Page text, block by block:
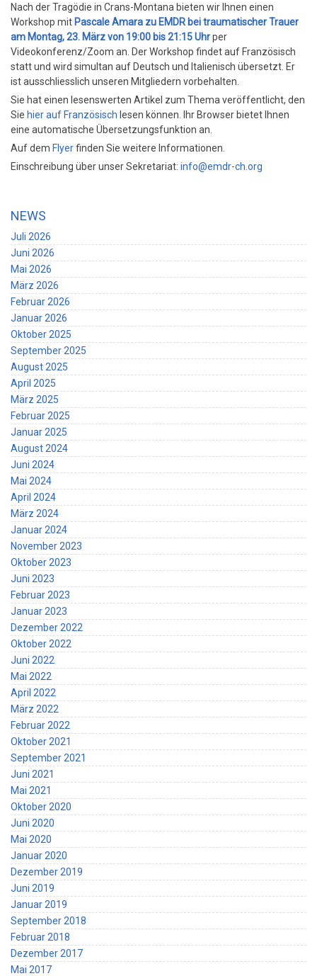
Nach der Tragödie in Crans-Montana bieten wir Ihnen einen
Workshop mit Pascale Amara zu EMDR bei traumatischer Trauer
am Montag, 23. März von 19:00 bis 21:15 Uhrper
Videokonferenz/Zoom an. Der Workshop findet auf Französisch
statt und wird simultan auf Deutsch und Italienisch übersetzt. Er
ist ausschliesslich unseren Mitgliedern vorbehalten.
Sie hat einen lesenswerten Artikel zum Thema veröffentlicht, den
Sie hier auf Französisch lesen können. Ihr Browser bietet Ihnen
eine automatische Übersetzungsfunktion an.
Auf dem Flyerfinden Sie weitere Informationen.
Einschreibung über unser Sekretariat: info@emdr-ch.org
NEWS
Juli 2026
Juni 2026
Mai 2026
März 2026
Februar 2026
Januar 2026
Oktober 2025
September 2025
August 2025
April 2025
März 2025
Februar 2025
Januar 2025
August 2024
Juni 2024
Mai 2024
April 2024
März 2024
Januar 2024
November 2023
Oktober 2023
Juni 2023
Februar 2023
Januar 2023
Dezember 2022
Oktober 2022
Juni 2022
Mai 2022
April 2022
März 2022
Februar 2022
Oktober 2021
September 2021
Juni 2021
Mai 2021
Oktober 2020
Juni 2020
Mai 2020
Januar 2020
Dezember 2019
Juni 2019
Januar 2019
September 2018
Februar 2018
Dezember 2017
Mai 2017